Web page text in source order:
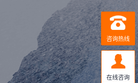
咨询热线
在线咨询